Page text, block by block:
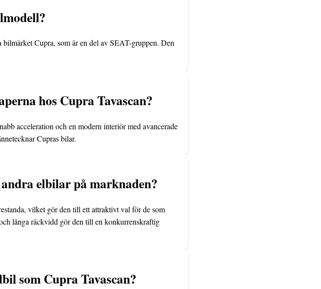
Cupra, som är en del av SEAT-gruppen. Den
hos Cupra Tavascan?
acceleration och en modern interiör med avancerade
Cupras bilar.
elbilar på marknaden?
vilket gör den till ett attraktivt val för de som
långa räckvidd gör den till en konkurrenskraftig
som Cupra Tavascan?